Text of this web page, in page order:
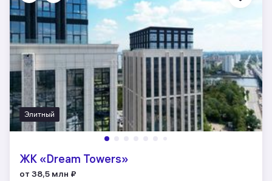
Элитный
ЖК «Dream Towers»
от 38,5 млн ₽